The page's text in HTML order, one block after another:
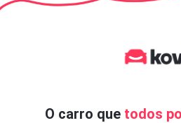
O carro que todos